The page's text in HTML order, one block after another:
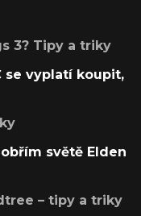
3? Tipy a triky
se vyplatí koupit,
světě Elden
– tipy a triky